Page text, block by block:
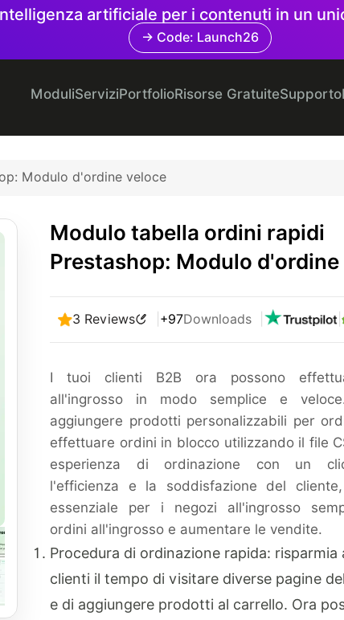
artificiale per i contenuti in un
→ Code: Launch26
ModuliServiziPortfolioRisorse GratuiteSupporto
Modulo d'ordine veloce
Modulo tabella ordini rapidi
Prestashop: Modulo
3 Reviews +97Downloads |
I tuoi clienti B2B ora possono
all'ingrosso in modo semplice e
aggiungere prodotti personalizzabili per
effettuare ordini in blocco utilizzando il file
esperienza di ordinazione con un
l'efficienza e la soddisfazione del
essenziale per i negozi all'ingrosso
ordini all'ingrosso e aumentare le vendite.
Procedura di ordinazione rapida: risparmia
clienti il ​​tempo di visitare diverse pagine
e di aggiungere prodotti al carrello. Ora